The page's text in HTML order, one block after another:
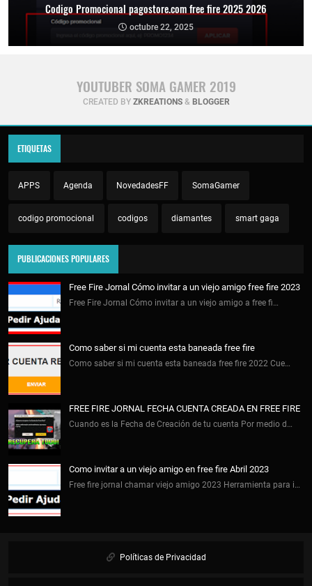
Codigo Promocional pagostore.com free fire 2025 2026
octubre 22, 2025
YOUTUBER SOMA GAMER 2019
CREATED BY ZKREATIONS& BLOGGER
ETIQUETAS
APPS Agenda NovedadesFF SomaGamer
codigo promocional codigos diamantes smart gaga
PUBLICACIONES POPULARES
Free Fire Jornal Cómo invitar a un viejo amigo free fire 2023
Free Fire Jornal Cómo invitar a un viejo amigo a free fi…
Como saber si mi cuenta esta baneada free fire
Como saber si mi cuenta esta baneada free fire 2022 Cue…
FREE FIRE JORNAL FECHA CUENTA CREADA EN FREE FIRE
Cuando es la Fecha de Creación de tu cuenta Por medio d…
Como invitar a un viejo amigo en free fire Abril 2023
Free fire jornal chamar viejo amigo 2023 Herramienta para i…
Políticas de Privacidad